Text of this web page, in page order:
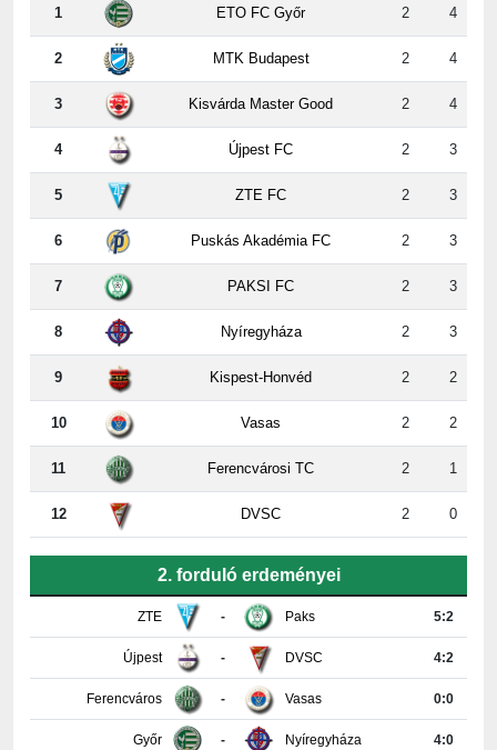
2 MTK Budapest 2 4
3 Kisvárda Master Good 2 4
4 Újpest FC 2 3
5 ZTE FC 2 3
6 Puskás Akadémia FC 2 3
7 PAKSI FC 2 3
8 Nyíregyháza 2 3
9 Kispest-Honvéd 2 2
10 Vasas 2 2
11 Ferencvárosi TC 2 1
12 DVSC 2 0
ZTE - Paks
Újpest DVSC 4:2
Ferencváros Vasas 0:0
Győr Nyíregyháza 4:0
Honvéd MTK 3:3